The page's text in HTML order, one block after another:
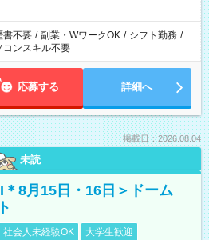
書不要 / 副業・WワークOK / シフト勤務 /
コンスキル不要
応募する 詳細へ
掲載日：2026.08.04
未読
8月15日・16日＞ドーム
社会人未経験OK
大学生歓迎